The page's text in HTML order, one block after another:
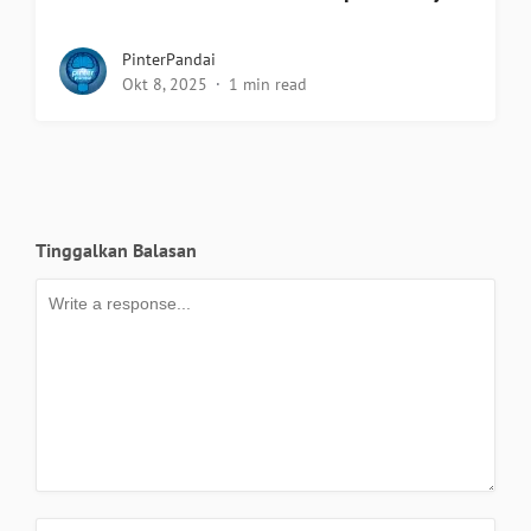
PinterPandai
Okt 8, 2025
1 min read
Tinggalkan Balasan